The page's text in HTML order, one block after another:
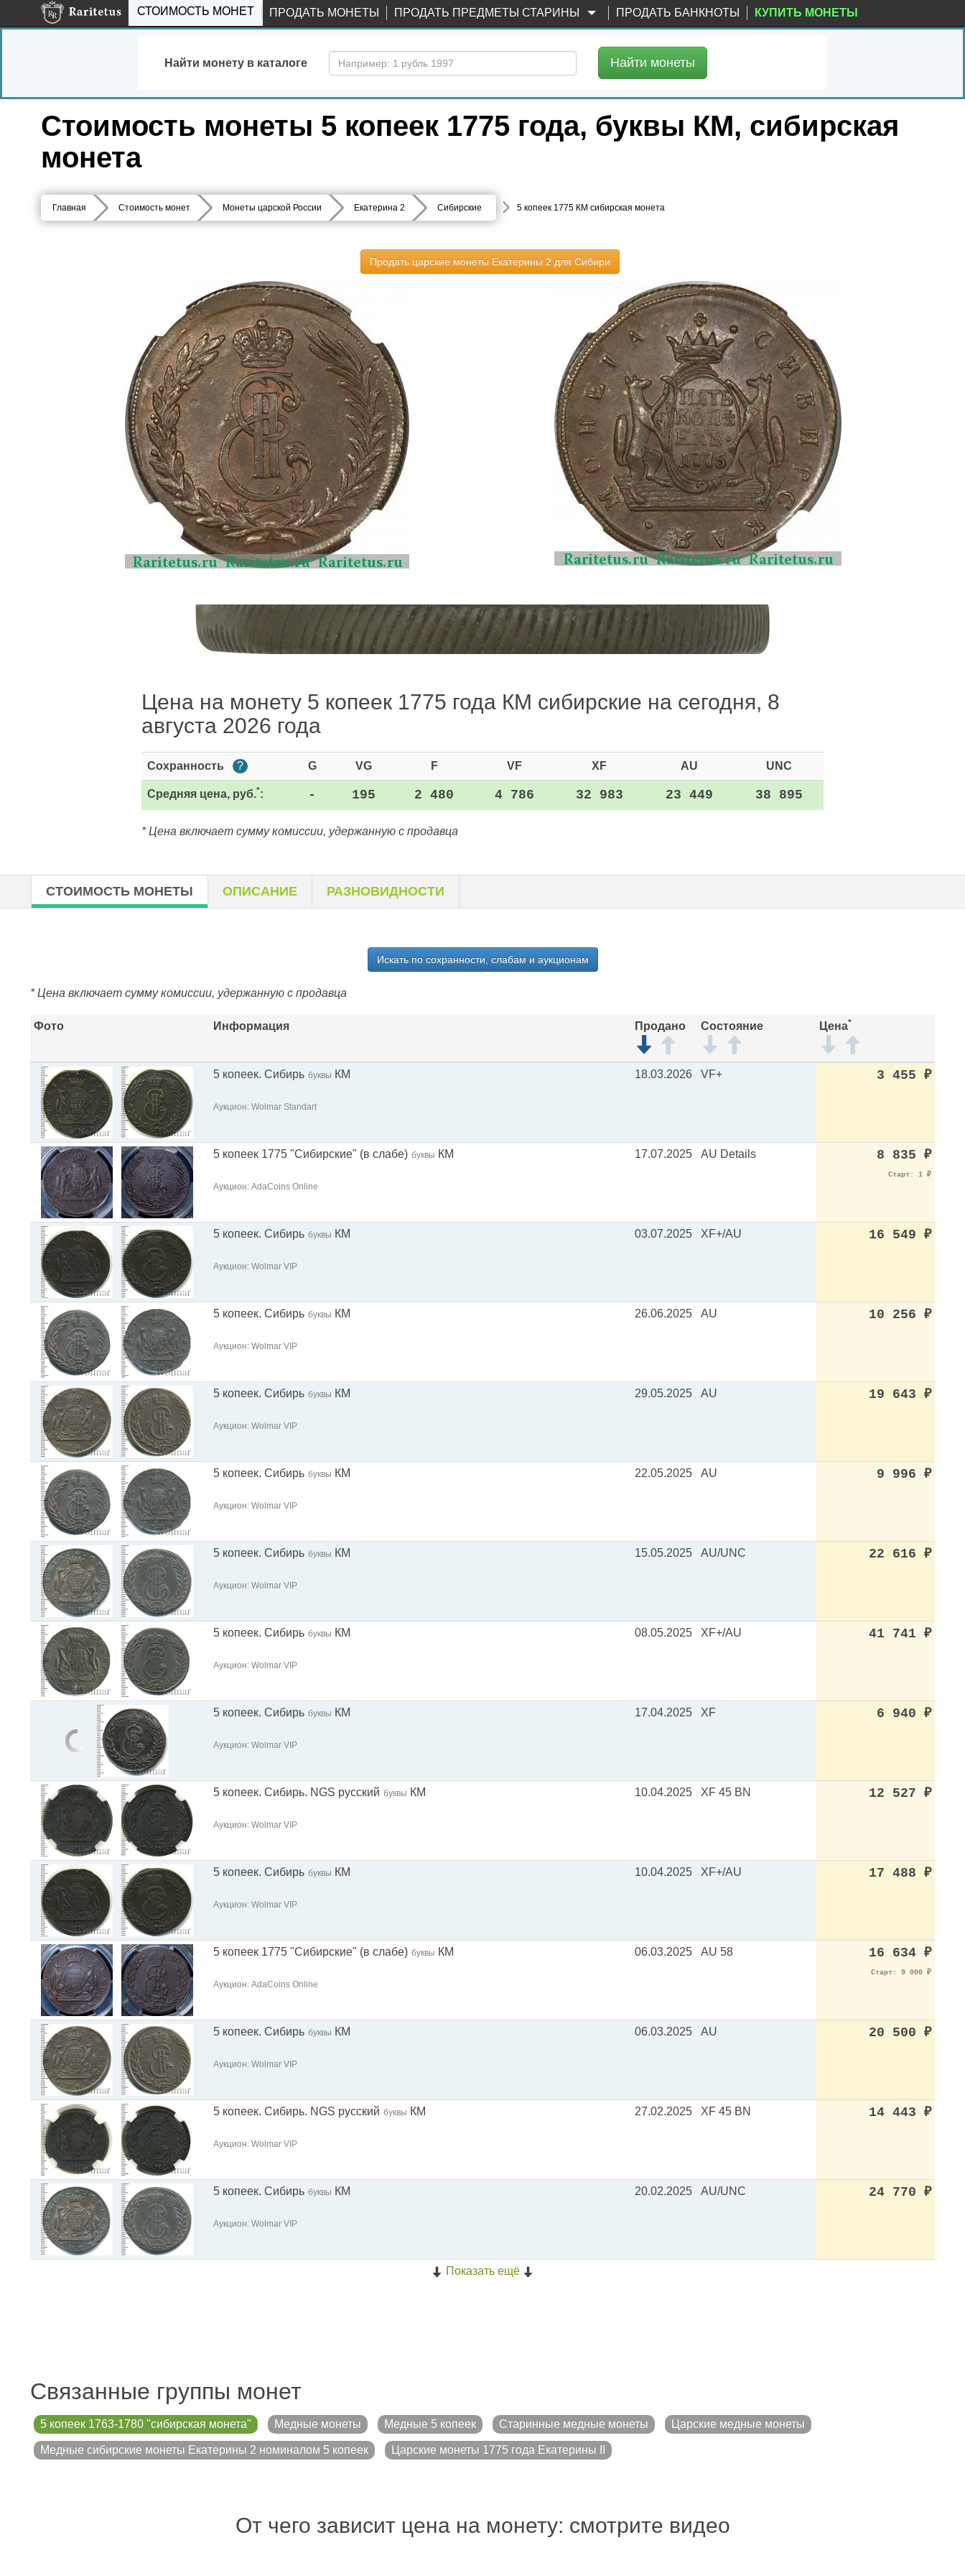
СТОИМОСТЬ МОНЕТ ПРОДАТЬ МОНЕТЫ ПРОДАТЬ ПРЕДМЕТЫ СТАРИНЫ ПРОДАТЬ БАНКНОТЫ КУПИТЬ МОНЕТЫ
Найти монету в каталоге Найти монеты
Стоимость монеты 5 копеек 1775 года, буквы КМ, сибирская
монета
Главная Стоимость монет Монеты царской России Екатерина 2 Сибирские 5 копеек 1775 КМ сибирская монета
Продать царские монеты Екатерины 2 для Сибири
Цена на монету 5 копеек 1775 года КМ сибирские на сегодня, 8
августа 2026 года
Сохранность ? G VG F VF XF AU UNC
Средняя цена, руб.*: - 195 2 480 4 786 32 983 23 449 38 895
* Цена включает сумму комиссии, удержанную с продавца
СТОИМОСТЬ МОНЕТЫ ОПИСАНИЕ РАЗНОВИДНОСТИ
Искать по сохранности, слабам и аукционам
* Цена включает сумму комиссии, удержанную с продавца
Фото Информация Продано Состояние Цена*
5 копеек. Сибирь буквы КМ
Аукцион: Wolmar Standart
18.03.2026 VF+ 3 455 ₽
5 копеек 1775 "Сибирские" (в слабе) буквы КМ
Аукцион: AdaCoins Online
17.07.2025 AU Details 8 835 ₽
Старт: 1 ₽
5 копеек. Сибирь буквы КМ
Аукцион: Wolmar VIP
03.07.2025 XF+/AU 16 549 ₽
5 копеек. Сибирь буквы КМ
Аукцион: Wolmar VIP
26.06.2025 AU 10 256 ₽
5 копеек. Сибирь буквы КМ
Аукцион: Wolmar VIP
29.05.2025 AU 19 643 ₽
5 копеек. Сибирь буквы КМ
Аукцион: Wolmar VIP
22.05.2025 AU 9 996 ₽
5 копеек. Сибирь буквы КМ
Аукцион: Wolmar VIP
15.05.2025 AU/UNC 22 616 ₽
5 копеек. Сибирь буквы КМ
Аукцион: Wolmar VIP
08.05.2025 XF+/AU 41 741 ₽
5 копеек. Сибирь буквы КМ
Аукцион: Wolmar VIP
17.04.2025 XF 6 940 ₽
5 копеек. Сибирь. NGS русский буквы КМ
Аукцион: Wolmar VIP
10.04.2025 XF 45 BN 12 527 ₽
5 копеек. Сибирь буквы КМ
Аукцион: Wolmar VIP
10.04.2025 XF+/AU 17 488 ₽
5 копеек 1775 "Сибирские" (в слабе) буквы КМ
Аукцион: AdaCoins Online
06.03.2025 AU 58 16 634 ₽
Старт: 9 000 ₽
5 копеек. Сибирь буквы КМ
Аукцион: Wolmar VIP
06.03.2025 AU 20 500 ₽
5 копеек. Сибирь. NGS русский буквы КМ
Аукцион: Wolmar VIP
27.02.2025 XF 45 BN 14 443 ₽
5 копеек. Сибирь буквы КМ
Аукцион: Wolmar VIP
20.02.2025 AU/UNC 24 770 ₽
Показать ещё
Связанные группы монет
5 копеек 1763-1780 "сибирская монета" Медные монеты Медные 5 копеек Старинные медные монеты Царские медные монеты
Медные сибирские монеты Екатерины 2 номиналом 5 копеек Царские монеты 1775 года Екатерины II
От чего зависит цена на монету: смотрите видео